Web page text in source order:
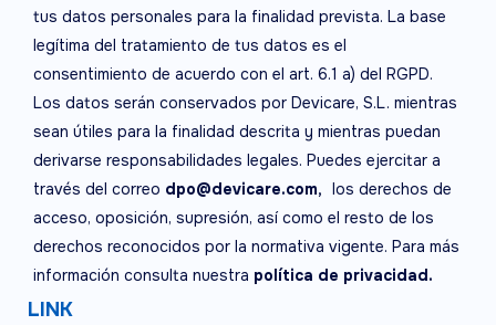
tus datos personales para la finalidad prevista. La base
legítima del tratamiento de tus datos es el
consentimiento de acuerdo con el art. 6.1 a) del RGPD.
Los datos serán conservados por Devicare, S.L. mientras
sean útiles para la finalidad descrita y mientras puedan
derivarse responsabilidades legales. Puedes ejercitar a
través del correo dpo@devicare.com,
los derechos de
acceso, oposición, supresión, así como el resto de los
derechos reconocidos por la normativa vigente. Para más
información consulta nuestra política de privacidad.
LINK